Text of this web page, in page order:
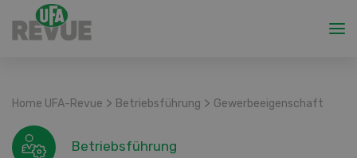
Home UFA-Revue > Betriebsführung > Gewerbeeigenschaft
Betriebsführung